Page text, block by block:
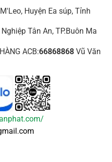
Huyện Ea súp, Tỉnh
Tân An, TP.Buôn Ma
ACB:66868868Vũ Văn